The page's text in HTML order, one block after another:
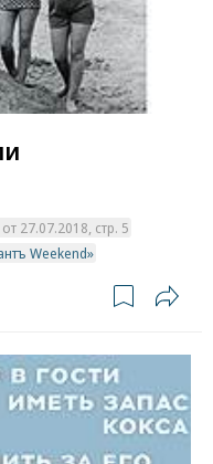
27.07.2018, стр. 5
Weekend»